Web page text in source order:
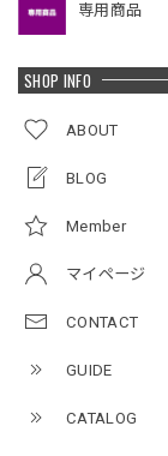
専用商品
SHOP INFO
ABOUT
BLOG
Member
マイページ
CONTACT
GUIDE
CATALOG